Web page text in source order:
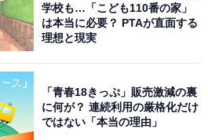
学校も…「こども110番の家」
は本当に必要？ PTAが直面する
理想と現実
「青春18きっぷ」販売激減の裏
に何が？ 連続利用の厳格化だけ
ではない「本当の理由」